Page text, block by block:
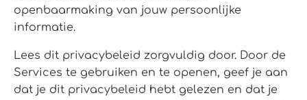
openbaarmaking van jouw persoonlijke
informatie.
Lees dit privacybeleid zorgvuldig door. Door de
Services te gebruiken en te openen, geef je aan
dat je dit privacybeleid hebt gelezen en dat je